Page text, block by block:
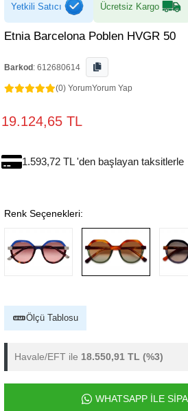
Yetkili Satıcı Ücretsiz Kargo
Etnia Barcelona Poblen HVGR 50
Barkod : 612680614
(0) YorumYorum Yap
19.124,65 TL
1.593,72 TL 'den başlayan taksitlerle
Renk Seçenekleri:
Ölçü Tablosu
Havale/EFT ile 18.550,91 TL (%3)
WHATSAPP İLE